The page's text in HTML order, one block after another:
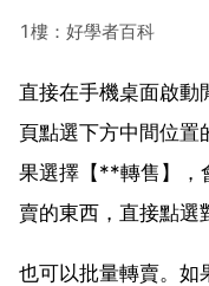
1樓：好學者百科
直接在手機桌面啟動
頁點選下方中間位置
果選擇【**轉售】，
賣的東西，直接點選
也可以批量轉賣。如